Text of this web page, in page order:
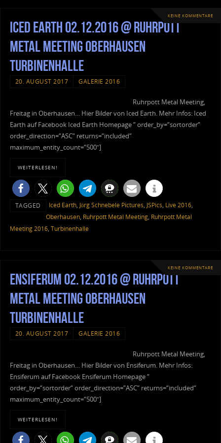
KEINE KOMMENTARE
Iced Earth 02.12.2016 @ Ruhrpott
Metal Meeting Oberhausen
Turbinenhalle
20. AUGUST 2017 GALERIE 2016
Ruhrpott Metal Meeting,
Freitag in Oberhausen… Hier Bilder von Iced Earth. Mehr Infos: Iced
Earth auf Facebook Iced Earth Homepage “ order_by=“sortorder“
order_direction=“ASC“ returns=“included“
maximum_entity_count=“500″]
WEITERLESEN!
TAGGED Iced Earth, Jörg Schnebele Pictures, JSPics, Live 2016,
Oberhausen, Ruhrpott Metal Meeting, Ruhrpott Metal
Meeting 2016, Turbinenhalle
KEINE KOMMENTARE
Ensiferum 02.12.2016 @ Ruhrpott
Metal Meeting Oberhausen
Turbinenhalle
20. AUGUST 2017 GALERIE 2016
Ruhrpott Metal Meeting,
Freitag in Oberhausen… Hier Bilder von Ensiferum. Mehr Infos:
Ensiferum auf Facebook Ensiferum Homepage “
order_by=“sortorder“ order_direction=“ASC“ returns=“included“
maximum_entity_count=“500″]
WEITERLESEN!